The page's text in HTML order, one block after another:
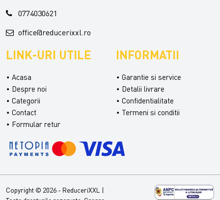
0774030621
office@reducerixxl.ro
LINK-URI UTILE
Acasa
Despre noi
Categorii
Contact
Formular retur
INFORMATII
Garantie si service
Detalii livrare
Confidentialitate
Termeni si conditii
Copyright © 2026 - ReduceriXXL |